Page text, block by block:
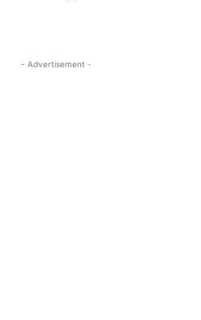
- Advertisement -